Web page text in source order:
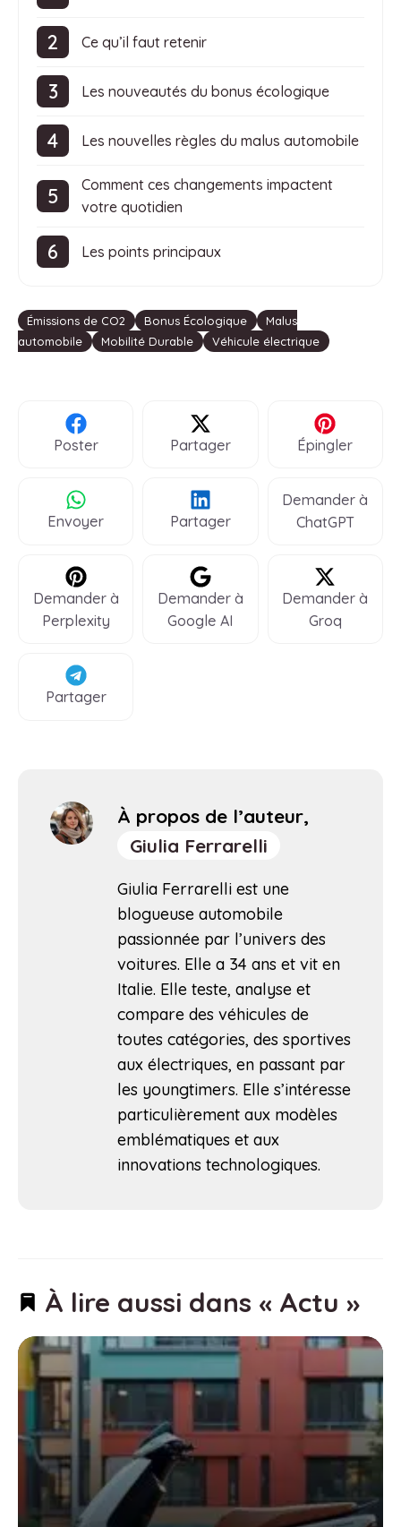
Ce qu’il faut retenir
Les nouveautés du bonus écologique
Les nouvelles règles du malus automobile
Comment ces changements impactent
votre quotidien
Les points principaux
Étiquettes
Émissions de CO2 Bonus Écologique
Malus
automobile
Mobilité Durable Véhicule électrique
Poster Partager Épingler
Envoyer Partager
Demander à
ChatGPT
Demander à
Perplexity
Demander à
Google AI
Demander à
Groq
Partager
À propos de l’auteur,
Giulia Ferrarelli
Giulia Ferrarelli est une
blogueuse automobile
passionnée par l’univers des
voitures. Elle a 34 ans et vit en
Italie. Elle teste, analyse et
compare des véhicules de
toutes catégories, des sportives
aux électriques, en passant par
les youngtimers. Elle s’intéresse
particulièrement aux modèles
emblématiques et aux
innovations technologiques.
À lire aussi dans « Actu »